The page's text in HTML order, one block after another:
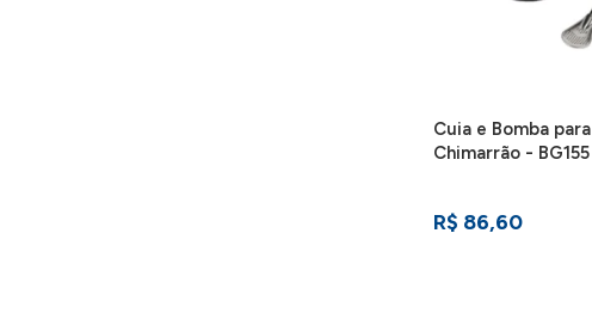
Cuia e Bomba para
Chimarrão - BG155
R$ 86,60